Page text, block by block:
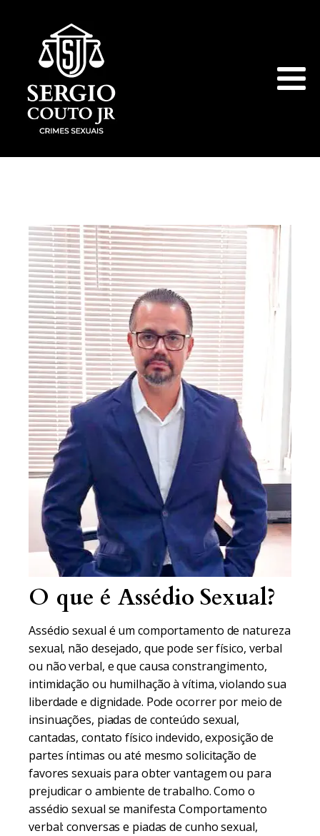
O que é Assédio Sexual?
Assédio sexual é um comportamento de natureza
sexual, não desejado, que pode ser físico, verbal
ou não verbal, e que causa constrangimento,
intimidação ou humilhação à vítima, violando sua
liberdade e dignidade. Pode ocorrer por meio de
insinuações, piadas de conteúdo sexual,
cantadas, contato físico indevido, exposição de
partes íntimas ou até mesmo solicitação de
favores sexuais para obter vantagem ou para
prejudicar o ambiente de trabalho. Como o
assédio sexual se manifesta Comportamento
verbal: conversas e piadas de cunho sexual,